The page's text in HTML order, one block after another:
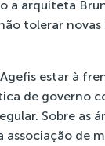
a arquiteta
tolerar
estar à
de governo
Sobre as
de